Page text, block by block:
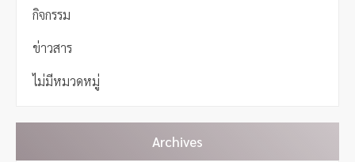
v
g
a
t
o
กิจกรรม
ข่าวสาร
ไม่มีหมวดหมู่
Archives